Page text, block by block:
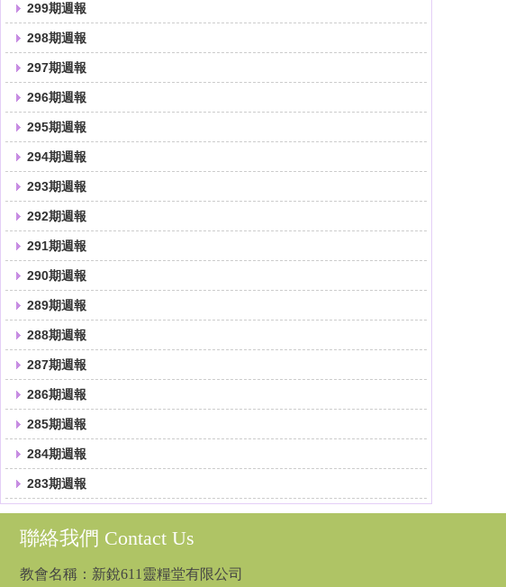
299期週報
298期週報
297期週報
296期週報
295期週報
294期週報
293期週報
292期週報
291期週報
290期週報
289期週報
288期週報
287期週報
286期週報
285期週報
284期週報
283期週報
聯絡我們 Contact Us
教會名稱：新銳611靈糧堂有限公司